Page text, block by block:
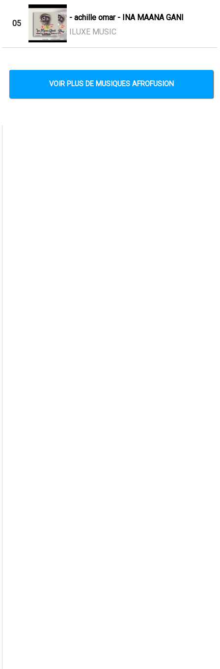
05
- achille omar - INA MAANA GANI
ILUXE MUSIC
VOIR PLUS DE MUSIQUES AFROFUSION